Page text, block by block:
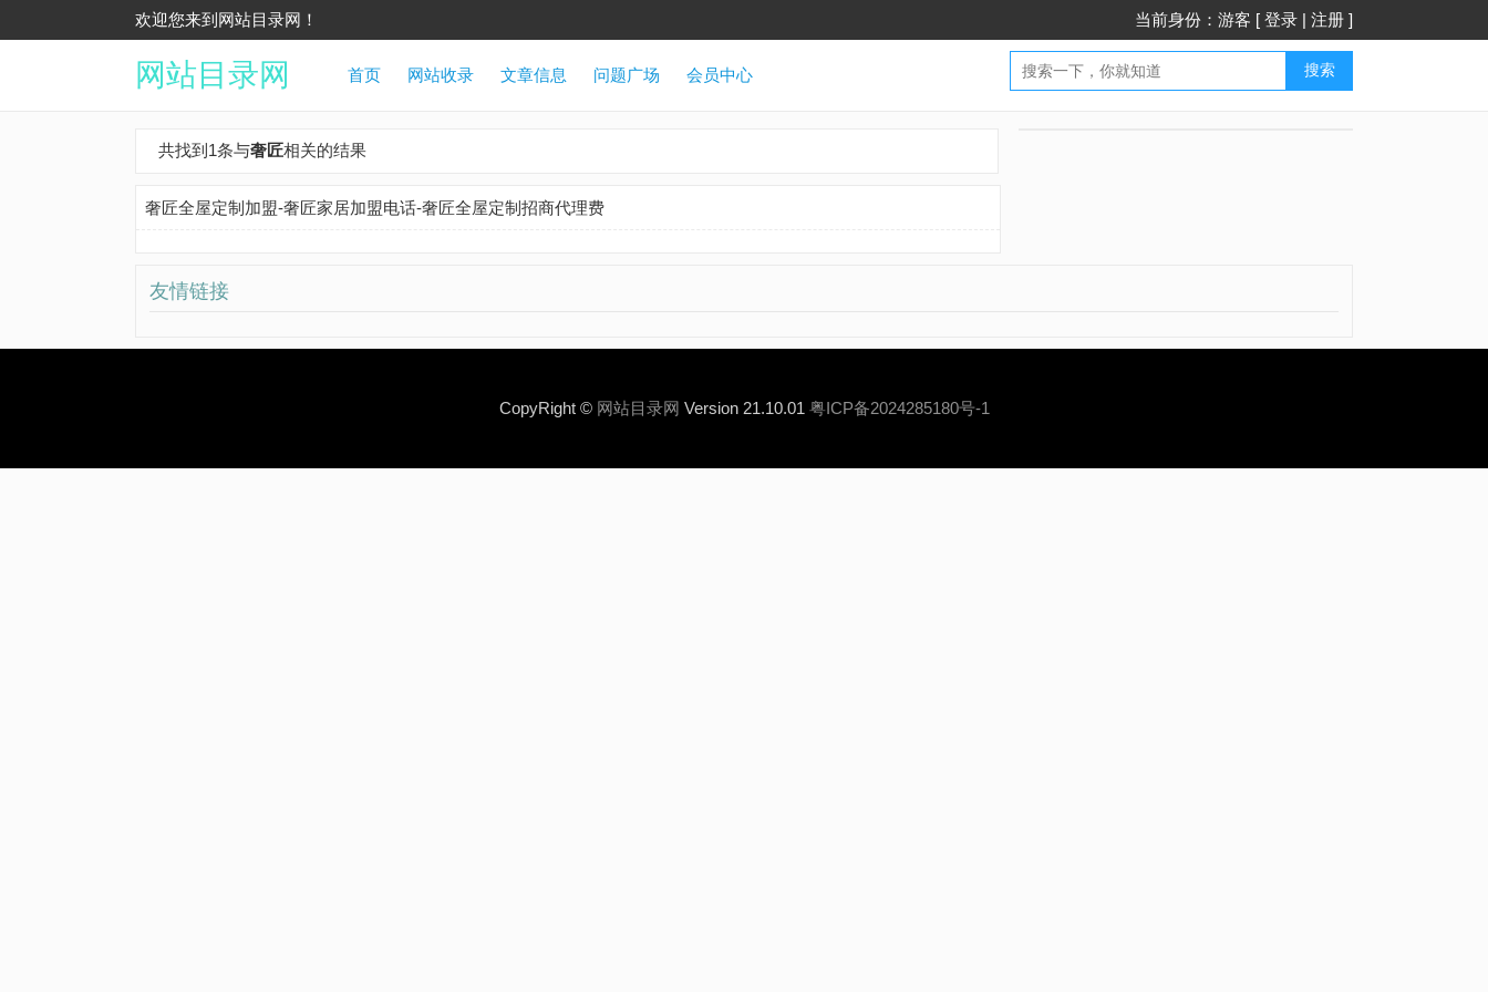
欢迎您来到网站目录网！ 当前身份：游客 [ 登录 | 注册 ]
网站目录网 首页 网站收录 文章信息 问题广场 会员中心 搜索
共找到1条与奢匠相关的结果
奢匠全屋定制加盟-奢匠家居加盟电话-奢匠全屋定制招商代理费
友情链接
CopyRight © 网站目录网 Version 21.10.01 粤ICP备2024285180号-1